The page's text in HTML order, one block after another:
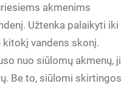
akmenims
Užtenka palaikyti iki
vandens skonį.
nuo siūlomų akmenų, ji
Be to, siūlomi skirtingos